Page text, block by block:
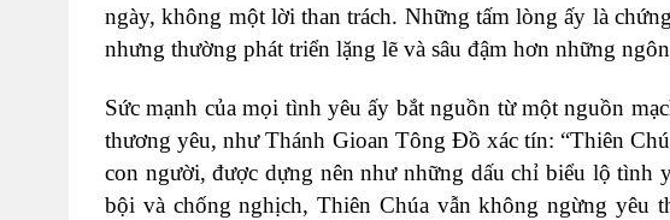
ngày, không một lời than trách. Những tấm lòng ấy là
nhưng thường phát triển lặng lẽ và sâu đậm hơn những
Sức mạnh của mọi tình yêu ấy bắt nguồn từ một nguồn
thương yêu, như Thánh Gioan Tông Đồ xác tín: “Thiên
con người, được dựng nên như những dấu chỉ biểu lộ tình
bội và chống nghịch, Thiên Chúa vẫn không ngừng yêu